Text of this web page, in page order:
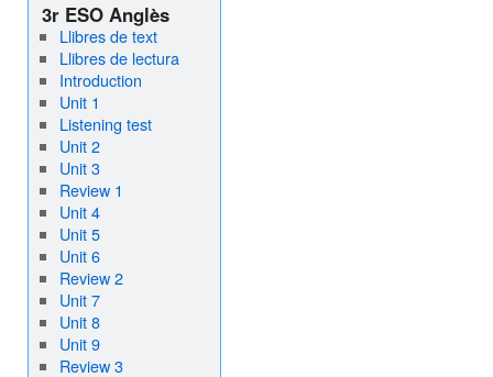
3r ESO Anglès
Llibres de text
Llibres de lectura
Introduction
Unit 1
Listening test
Unit 2
Unit 3
Review 1
Unit 4
Unit 5
Unit 6
Review 2
Unit 7
Unit 8
Unit 9
Review 3